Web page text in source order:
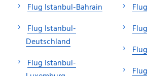
Flug Istanbul-Bahrain
Flug Istanbul-
Deutschland
Flug Istanbul-